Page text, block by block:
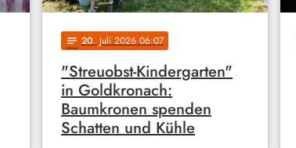
notes 20. Juli 2026 06:07
"Streuobst-Kindergarten"
in Goldkronach:
Baumkronen spenden
Schatten und Kühle